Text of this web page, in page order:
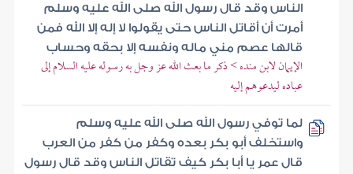
الناس وقد قال رسول الله صلى الله عليه وسلم
أمرت أن أقاتل الناس حتى يقولوا لا إله إلا الله فمن
قالها عصم مني ماله ونفسه إلا بحقه وحساب
الإيمان لابن منده > ذكر ما بعث الله عز وجل به رسوله عليه السلام إلى
عباده ليدعوهم إليه
لما توفي رسول الله صلى الله عليه وسلم
واستخلف أبو بكر بعده وكفر من كفر من العرب
قال عمر يا أبا بكر كيف تقاتل الناس وقد قال رسول